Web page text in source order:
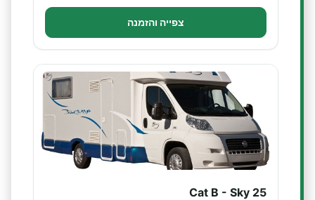
צפייה והזמנה
Cat B - Sky 25